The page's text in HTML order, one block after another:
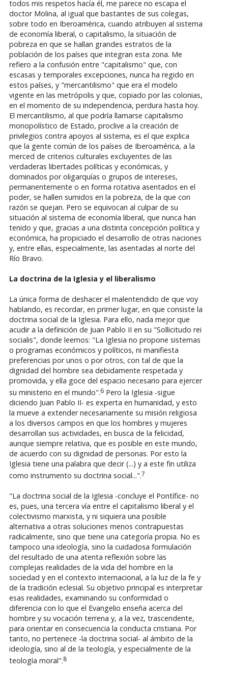
todos mis respetos hacía él, me parece no escapa el
doctor Molina, al igual que bastantes de sus colegas,
sobre todo en Iberoamérica, cuando atribuyen al sistema
de economía liberal, o capitalismo, la situación de
pobreza en que se hallan grandes estratos de la
población de los países que integran esta zona. Me
refiero a la confusión entre "capitalismo" que, con
escasas y temporales excepciones, nunca ha regido en
estos países, y "mercantilismo" que era el modelo
vigente en las metrópolis y que, copiado por las colonias,
en el momento de su independencia, perdura hasta hoy.
El mercantilismo, al que podría llamarse capitalismo
monopolístico de Estado, proclive a la creación de
privilegios contra apoyos al sistema, es el que explica
que la gente común de los países de Iberoamérica, a la
merced de criterios culturales excluyentes de las
verdaderas libertades políticas y económicas, y
dominados por oligarquías o grupos de intereses,
permanentemente o en forma rotativa asentados en el
poder, se hallen sumidos en la pobreza, de la que con
razón se quejan. Pero se equivocan al culpar de su
situación al sistema de economía liberal, que nunca han
tenido y que, gracias a una distinta concepción política y
económica, ha propiciado el desarrollo de otras naciones
y, entre ellas, especialmente, las asentadas al norte del
Río Bravo.
La doctrina de la Iglesia y el liberalismo
La única forma de deshacer el malentendido de que voy
hablando, es recordar, en primer lugar, en que consiste la
doctrina social de la Iglesia. Para ello, nada mejor que
acudir a la definición de Juan Pablo II en su "Sollicitudo rei
socialis", donde leemos: "La Iglesia no propone sistemas
o programas económicos y políticos, ni manifiesta
preferencias por unos o por otros, con tal de que la
dignidad del hombre sea debidamente respetada y
promovida, y ella goce del espacio necesario para ejercer
su ministerio en el mundo".6Pero la Iglesia -sigue
diciendo Juan Pablo II- es experta en humanidad, y esto
la mueve a extender necesariamente su misión religiosa
a los diversos campos en que los hombres y mujeres
desarrollan sus actividades, en busca de la felicidad,
aunque siempre relativa, que es posible en este mundo,
de acuerdo con su dignidad de personas. Por esto la
Iglesia tiene una palabra que decir (...) y a este fin utiliza
como instrumento su doctrina social...".7
"La doctrina social de la Iglesia -concluye el Pontífice- no
es, pues, una tercera vía entre el capitalismo liberal y el
colectivismo marxista, y ni siquiera una posible
alternativa a otras soluciones menos contrapuestas
radicalmente, sino que tiene una categoría propia. No es
tampoco una ideología, sino la cuidadosa formulación
del resultado de una atenta reflexión sobre las
complejas realidades de la vida del hombre en la
sociedad y en el contexto internacional, a la luz de la fe y
de la tradición eclesial. Su objetivo principal es interpretar
esas realidades, examinando su conformidad o
diferencia con lo que el Evangelio enseña acerca del
hombre y su vocación terrena y, a la vez, trascendente,
para orientar en consecuencia la conducta cristiana. Por
tanto, no pertenece -la doctrina social- al ámbito de la
ideología, sino al de la teología, y especialmente de la
teología moral".8